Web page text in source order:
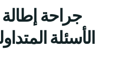
جراحة
الأسئلة